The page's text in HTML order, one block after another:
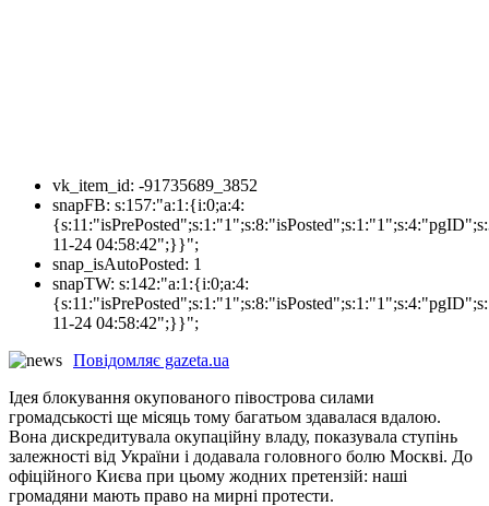
vk_item_id: -91735689_3852
snapFB: s:157:"a:1:{i:0;a:4:
11-24 04:58:42";}}";
snap_isAutoPosted: 1
snapTW: s:142:"a:1:{i:0;a:4:
11-24 04:58:42";}}";
Повідомляє gazeta.ua
Ідея блокування окупованого півострова силами
громадськості ще місяць тому багатьом здавалася вдалою.
Вона дискредитувала окупаційну владу, показувала ступінь
залежності від України і додавала головного болю Москві. До
офіційного Києва при цьому жодних претензій: наші
громадяни мають право на мирні протести.